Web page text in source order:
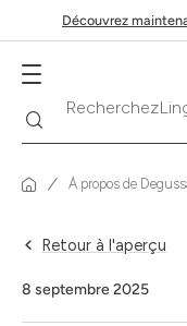
Découvrez
RechercheRecherchez
À propos de
Retour à l'aperçu
8 septembre 2025